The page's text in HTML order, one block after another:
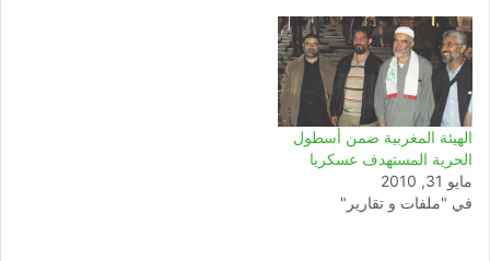
الهيئة المغربية ضمن أسطول
الحرية المستهدف عسكريا
مايو 31, 2010
في "ملفات و تقارير"